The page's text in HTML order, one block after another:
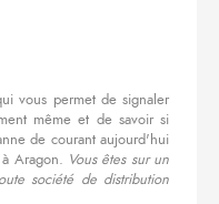
vous permet de signaler
même et de savoir si
de courant aujourd'hui
Aragon. Vous êtes sur un
société de distribution